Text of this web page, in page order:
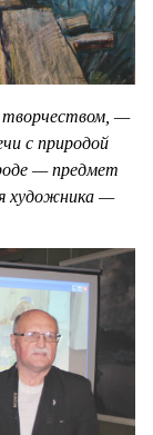
творчеством, —
с природой
— предмет
художника —